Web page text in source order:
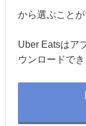
から選ぶことが
Uber Eatsはア
ウンロードでき